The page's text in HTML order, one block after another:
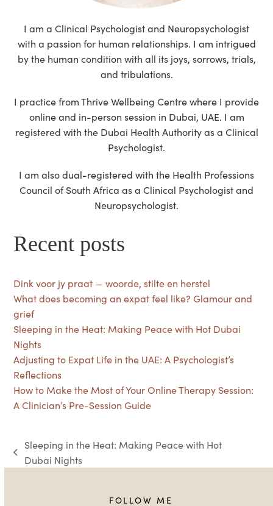
I am a Clinical Psychologist and Neuropsychologist
with a passion for human relationships. I am intrigued
by the human condition with all its joys, sorrows, trials,
and tribulations.
I practice from Thrive Wellbeing Centre where I provide
online and in-person session in Dubai, UAE. I am
registered with the Dubai Health Authority as a Clinical
Psychologist.
I am also dual-registered with the Health Professions
Council of South Africa as a Clinical Psychologist and
Neuropsychologist.
Recent posts
Dink voor jy praat — woorde, stilte en herstel
What does becoming an expat feel like? Glamour and
grief
Sleeping in the Heat: Making Peace with Hot Dubai
Nights
Adjusting to Expat Life in the UAE: A Psychologist’s
Reflections
How to Make the Most of Your Online Therapy Session:
A Clinician’s Pre-Session Guide
previous
Sleeping in the Heat: Making Peace with Hot
Dubai Nights
FOLLOW ME